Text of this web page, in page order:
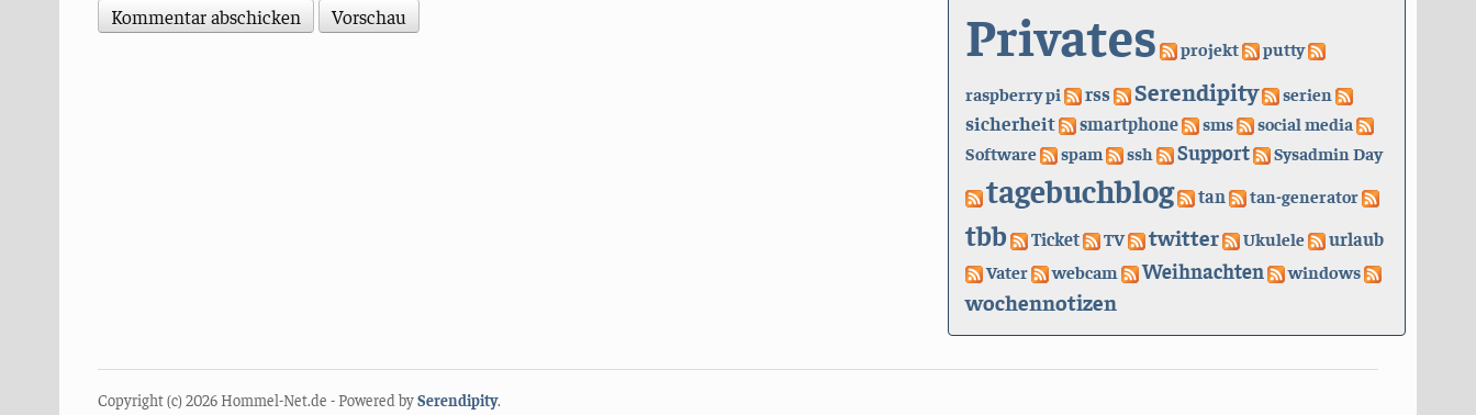
Privates projekt putty
raspberry pi rss Serendipity serien
sicherheit smartphone sms
social media
Software
spam ssh Support Sysadmin Day
tagebuchblog tan tan-generator
tbb Ticket TV twitter Ukulele urlaub
Vater webcam Weihnachten windows
wochennotizen
Copyright (c) 2026 Hommel-Net.de - Powered bySerendipity.